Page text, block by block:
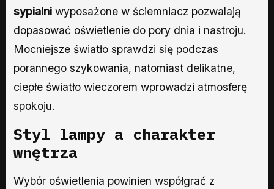
sypialni wyposażone w ściemniacz pozwalają
dopasować oświetlenie do pory dnia i nastroju.
Mocniejsze światło sprawdzi się podczas
porannego szykowania, natomiast delikatne,
ciepłe światło wieczorem wprowadzi atmosferę
spokoju.
Styl lampy a charakter
wnętrza
Wybór oświetlenia powinien współgrać z